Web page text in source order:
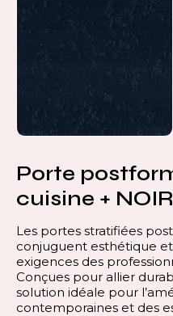
Porte
cuisine +
Les portes stratifiées
conjuguent esthétique
exigences des
Conçues pour allier
solution idéale pour
contemporaines et des